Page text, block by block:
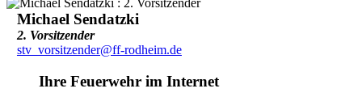
Michael Sendatzki
2. Vorsitzender
stv_vorsitzender@ff-rodheim.de
Ihre Feuerwehr im Internet